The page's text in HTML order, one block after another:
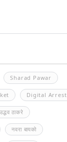
Sharad Pawar
Digital Arrest
उद्धव ठाकरे
नवरा बायको